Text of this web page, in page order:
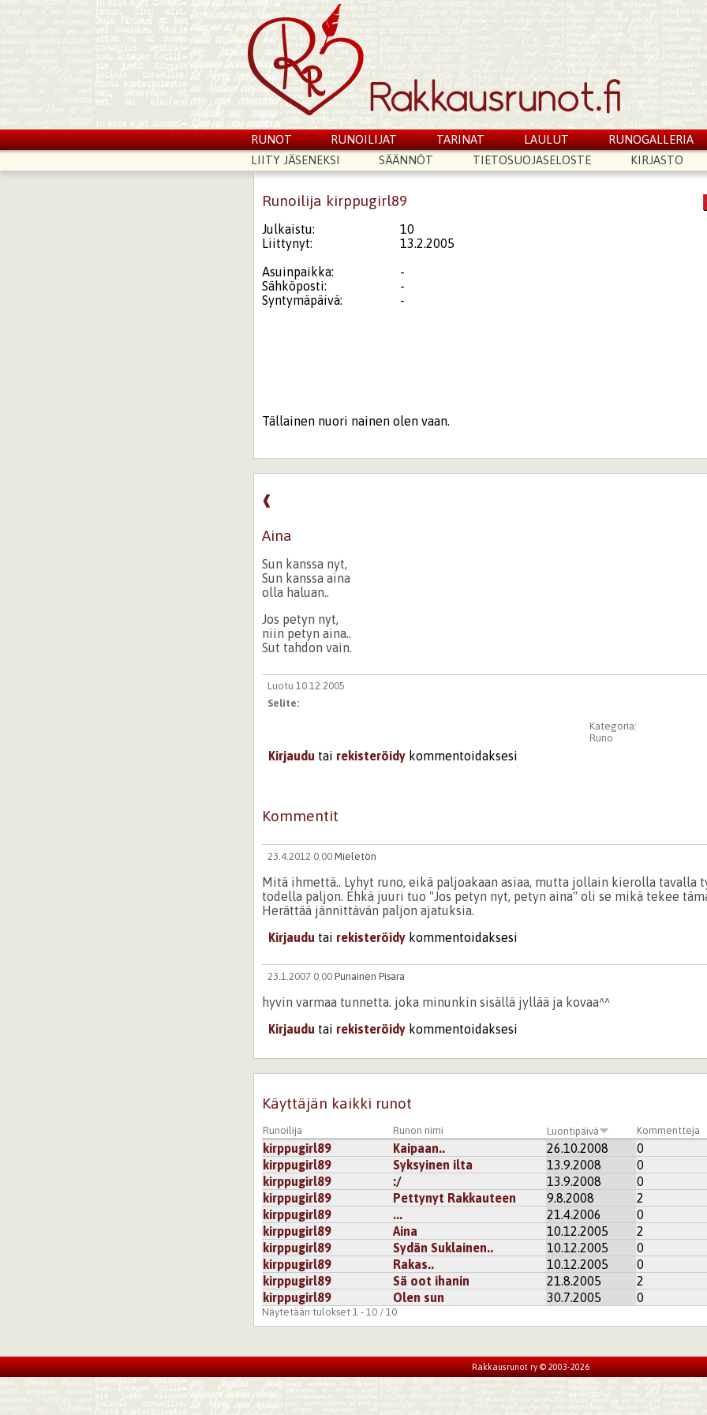
RUNOT RUNOILIJAT TARINAT LAULUT
RUNOGALLERIA
LIITY JÄSENEKSI
SÄÄNNÖT TIETOSUOJASELOSTE KIRJASTO
Runoilija kirppugirl89
Julkaistu:
10
Liittynyt:
13.2.2005
Asuinpaikka:
-
Sähköposti:
-
Syntymäpäivä:
-
Tällainen nuori nainen olen vaan.
❰
Aina
Sun kanssa nyt,
Sun kanssa aina
olla haluan..
Jos petyn nyt,
niin petyn aina..
Sut tahdon vain.
Luotu 10.12.2005
Selite:
Kategoria:
Runo
Kirjaudu tai rekisteröidy kommentoidaksesi
Kommentit
23.4.2012 0:00 Mieletön
Mitä ihmettä.. Lyhyt runo, eikä paljoakaan asiaa, mutta jollain kierolla tavalla
todella paljon. Ehkä juuri tuo "Jos petyn nyt, petyn aina" oli se mikä tekee
Herättää jännittävän paljon ajatuksia.
Kirjaudu tai rekisteröidy kommentoidaksesi
23.1.2007 0:00 Punainen Pisara
hyvin varmaa tunnetta. joka minunkin sisällä jyllää ja kovaa^^
Kirjaudu tai rekisteröidy kommentoidaksesi
Käyttäjän kaikki runot
Runoilija Runon nimi Luontipäivä Kommentteja
kirppugirl89 Kaipaan.. 26.10.2008 0
kirppugirl89
Syksyinen ilta 13.9.2008 0
kirppugirl89
:/ 13.9.2008 0
kirppugirl89
Pettynyt Rakkauteen 9.8.2008 2
kirppugirl89
... 21.4.2006 0
kirppugirl89
Aina 10.12.2005 2
kirppugirl89
Sydän Suklainen.. 10.12.2005 0
kirppugirl89
Rakas.. 10.12.2005 0
kirppugirl89
Sä oot ihanin 21.8.2005 2
kirppugirl89
Olen sun 30.7.2005 0
Näytetään tulokset 1 - 10 / 10
Rakkausrunot ry © 2003-2026